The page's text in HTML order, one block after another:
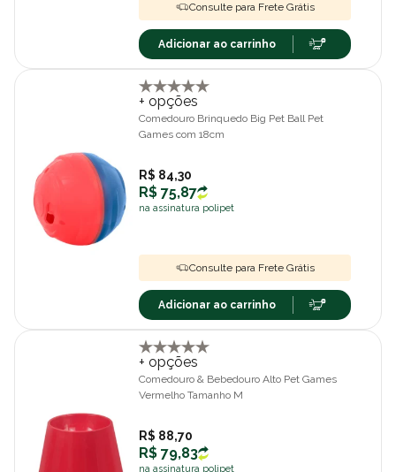
Consulte para Frete Grátis
Adicionar ao carrinho
+ opções
Comedouro Brinquedo Big Pet Ball Pet
Games com 18cm
R$ 84,30
R$ 75,87
na assinatura polipet
Consulte para Frete Grátis
Adicionar ao carrinho
+ opções
Comedouro & Bebedouro Alto Pet Games
Vermelho Tamanho M
R$ 88,70
R$ 79,83
na assinatura polipet